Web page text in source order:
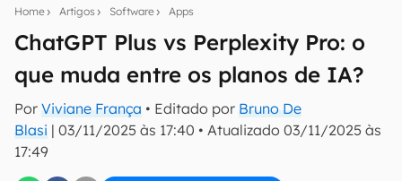
Home Artigos Software Apps
ChatGPT Plus vs Perplexity Pro: o
que muda entre os planos de IA?
Por Viviane França • Editado por Bruno De
Blasi | 03/11/2025 às 17:40 • Atualizado 03/11/2025 às
17:49
notícias e reviews sobre tecnologia em primeira
mão.
E-mail